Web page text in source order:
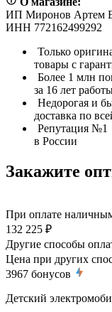
ИП Миронов Артем
ИНН 772162499292
Только
товары с
Более 1 млн
за 16 лет
Недорогая и
доставка по
Репутация №1
в России
Закажите
При оплате
132 225 ₽
Другие способы
Цена при других
3967 бонусов
Детский